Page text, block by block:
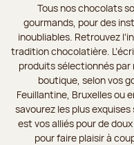
Tous nos chocolats
gourmands, pour des
inoubliables. Retrouvez
tradition chocolatière.
produits sélectionnés par
boutique, selon vos
Feuillantine, Bruxelles ou
savourez les plus
est vos alliés pour de
pour faire plaisir à